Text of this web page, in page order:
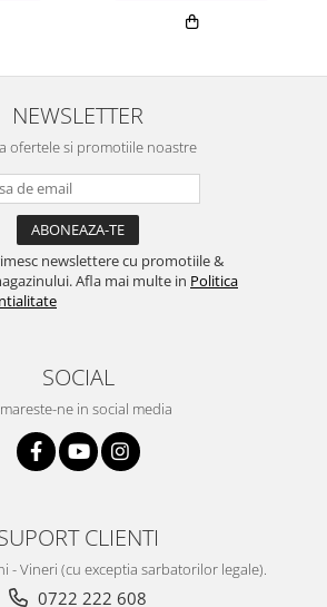
NEWSLETTER
ofertele si promotiile noastre
newslettere cu promotiile &
Afla mai multe in Politica
SOCIAL
ne in social media
CLIENTI
- Vineri (cu exceptia sarbatorilor legale).
0722 222 608